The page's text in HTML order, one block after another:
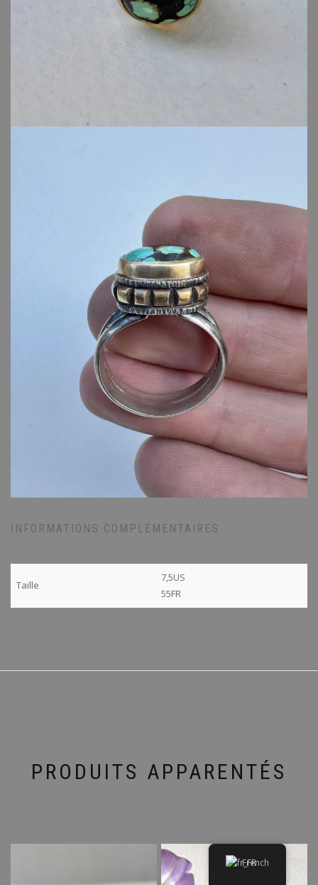
INFORMATIONS COMPLÉMENTAIRES
Taille
7,5US
55FR
PRODUITS APPARENTÉS
French